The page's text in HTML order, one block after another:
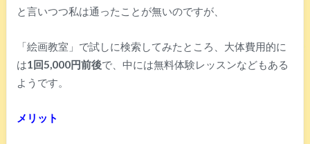
と言いつつ私は通ったことが無いのですが、
「絵画教室」で試しに検索してみたところ、大体費用的に
は1回5,000円前後で、中には無料体験レッスンなどもある
ようです。
メリット